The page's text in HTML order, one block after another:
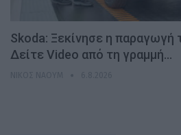
Skoda: Ξεκίνησε η παραγωγή
Δείτε Video από τη γραμμή…